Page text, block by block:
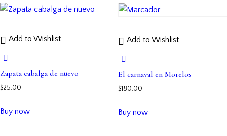
Add to Wishlist
Zapata cabalga de nuevo
$25.00
Buy now
Add to Wishlist
El carnaval en Morelos
$180.00
Buy now